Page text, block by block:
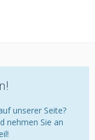
unserer Seite?
nehmen Sie an